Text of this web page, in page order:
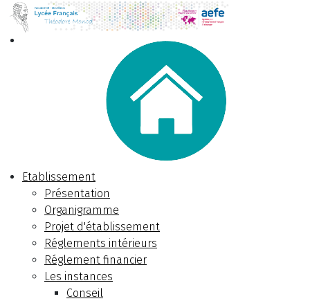
Etablissement
Présentation
Organigramme
Projet d'établissement
Réglements intérieurs
Réglement financier
Les instances
Conseil